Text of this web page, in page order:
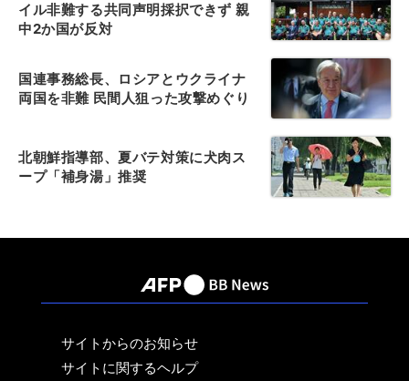
イル非難する共同声明採択できず 親
中2か国が反対
国連事務総長、ロシアとウクライナ
両国を非難 民間人狙った攻撃めぐり
北朝鮮指導部、夏バテ対策に犬肉ス
ープ「補身湯」推奨
サイトからのお知らせ
サイトに関するヘルプ